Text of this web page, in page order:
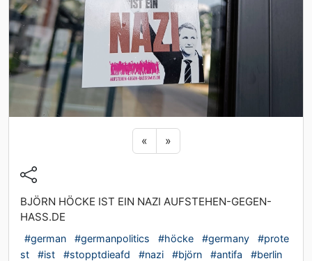
«Previous sticker
»Next sticker
BJÖRN HÖCKE IST EIN NAZI AUFSTEHEN-GEGEN-
HASS.DE
#german #germanpolitics #höcke #germany
#prote
st
#ist #stopptdieafd #nazi #björn #antifa
#berlin